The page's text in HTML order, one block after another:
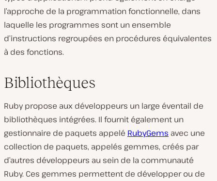
l’approche de la programmation fonctionnelle, dans
laquelle les programmes sont un ensemble
d’instructions regroupées en procédures équivalentes
à des fonctions.
Bibliothèques
Ruby propose aux développeurs un large éventail de
bibliothèques intégrées. Il fournit également un
gestionnaire de paquets appelé RubyGems avec une
collection de paquets, appelés gemmes, créés par
d’autres développeurs au sein de la communauté
Ruby. Ces gemmes permettent de développer ou de